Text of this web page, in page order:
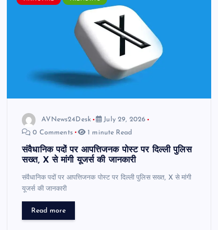
AVNews24Desk
July 29, 2026
0 Comments
1 minute Read
संवैधानिक पदों पर आपत्तिजनक पोस्ट पर दिल्ली पुलिस
सख्त, X से मांगी यूजर्स की जानकारी
संवैधानिक पदों पर आपत्तिजनक पोस्ट पर दिल्ली पुलिस सख्त, X से मांगी
यूजर्स की जानकारी
Read more